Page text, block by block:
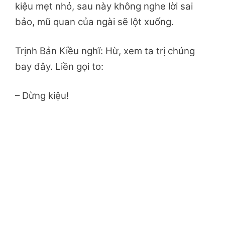
kiệu mẹt nhỏ, sau này không nghe lời sai
bảo, mũ quan của ngài sẽ lột xuống.
Trịnh Bản Kiều nghĩ: Hừ, xem ta trị chúng
bay đây. Liền gọi to:
– Dừng kiệu!